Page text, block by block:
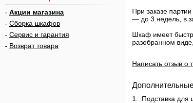
При заказе
— до 3 недель, в
Шкаф имеет
разобранном
Написать отзыв о
1. Подставка
- Акции магазина
- Сборка шкафов
- Сервис и гарантия
- Возврат товара